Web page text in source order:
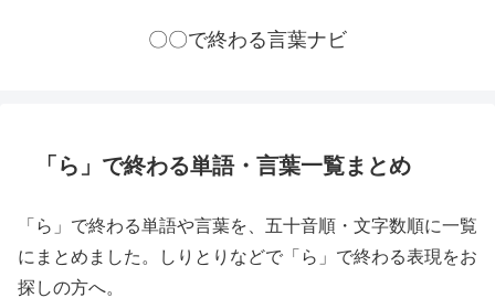
〇〇で終わる言葉ナビ
「ら」で終わる単語・言葉一覧まとめ
「ら」で終わる単語や言葉を、五十音順・文字数順に一覧
にまとめました。しりとりなどで「ら」で終わる表現をお
探しの方へ。